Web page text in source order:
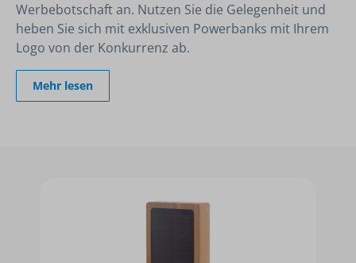
Werbebotschaft an. Nutzen Sie die Gelegenheit und
heben Sie sich mit exklusiven Powerbanks mit Ihrem
Logo von der Konkurrenz ab.
Mehr lesen